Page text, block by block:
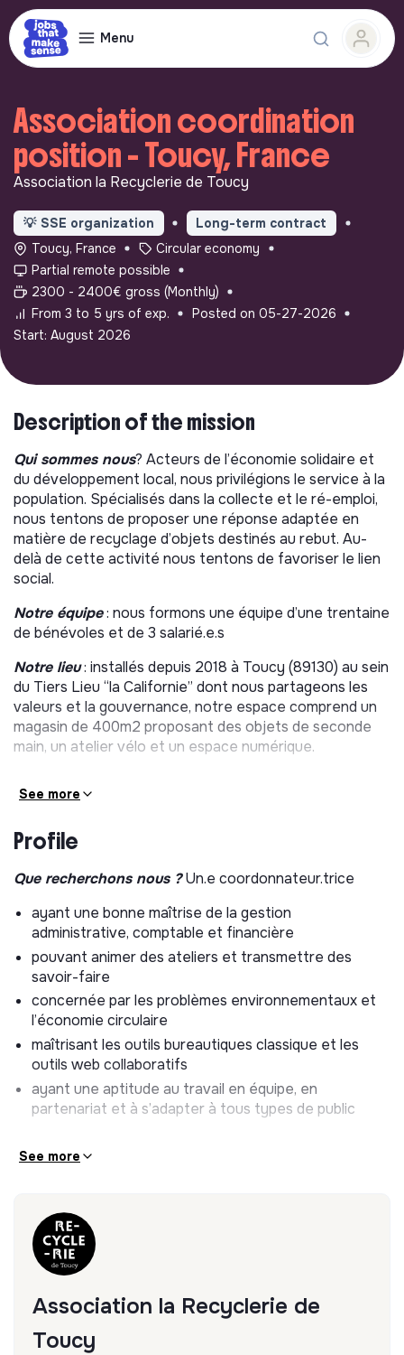
Menu
Association coordination
position - Toucy, France
Association la Recyclerie de Toucy
💡 SSE organization
Long-term contract
Toucy, France
Circular economy
Partial remote possible
2300 - 2400€ gross (Monthly)
From 3 to 5 yrs of exp.
Posted on 05-27-2026
Start: August 2026
Description of the mission
Qui sommes nous? Acteurs de l’économie solidaire et
du développement local, nous privilégions le service à la
population. Spécialisés dans la collecte et le ré-emploi,
nous tentons de proposer une réponse adaptée en
matière de recyclage d’objets destinés au rebut. Au-
delà de cette activité nous tentons de favoriser le lien
social.
Notre équipe: nous formons une équipe d’une trentaine
de bénévoles et de 3 salarié.e.s
Notre lieu: installés depuis 2018 à Toucy (89130) au sein
du Tiers Lieu “la Californie” dont nous partageons les
valeurs et la gouvernance, notre espace comprend un
magasin de 400m2 proposant des objets de seconde
main, un atelier vélo et un espace numérique.
See more
Profile
Que recherchons nous ?Un.e coordonnateur.trice
ayant une bonne maîtrise de la gestion
administrative, comptable et financière
pouvant animer des ateliers et transmettre des
savoir-faire
concernée par les problèmes environnementaux et
l’économie circulaire
maîtrisant les outils bureautiques classique et les
outils web collaboratifs
ayant une aptitude au travail en équipe, en
partenariat et à s’adapter à tous types de public
See more
Association la Recyclerie de
Toucy